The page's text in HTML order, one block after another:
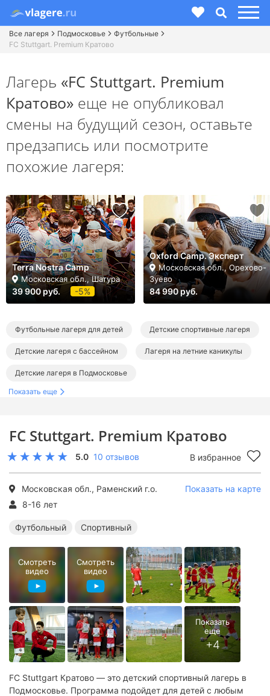
Все лагеря Подмосковье
Футбольные
FC Stuttgart. Premium Кратово
FC Stuttgart. Premium Кратово
5.0 10 отзывов В избранное
Московская обл., Раменский г.о.
Показать на карте
8-16 лет
Футбольный Спортивный
FC Stuttgart Кратово — это детский спортивный лагерь в
Подмосковье. Программа подойдет для детей с любым
Смотреть
видео
Смотреть
видео
Лагерь «FC Stuttgart. Premium
Кратово» еще не опубликовал
смены на будущий сезон, оставьте
предзапись или посмотрите
похожие лагеря:
Terra Nostra Camp
Московская обл., Шатура
39 900 руб. -5%
Oxford Camp. Эксперт
Московская обл., Орехово-
Зуево
84 990 руб.
Футбольные лагеря для детей Детские спортивные лагеря
Детские лагеря с бассейном Лагеря на летние каникулы
Детские лагеря в Подмосковье
Лагеря в Раменском и Раменском районе
Спортивные лагеря в Подмосковье
Лагеря с бассейном в Подмосковье
Летние спортивные лагеря
Показать еще